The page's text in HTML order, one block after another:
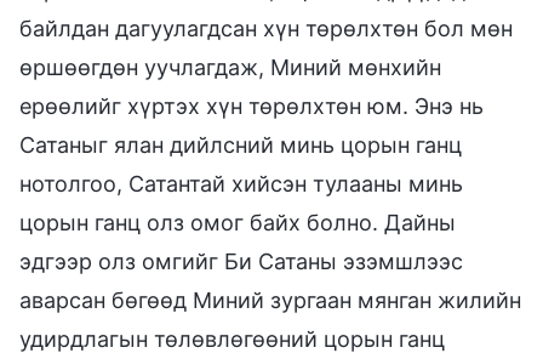
байлдан дагуулагдсан хүн төрөлхтөн бол мөн
өршөөгдөн уучлагдаж, Миний мөнхийн
ерөөлийг хүртэх хүн төрөлхтөн юм. Энэ нь
Сатаныг ялан дийлсний минь цорын ганц
нотолгоо, Сатантай хийсэн тулааны минь
цорын ганц олз омог байх болно. Дайны
эдгээр олз омгийг Би Сатаны эзэмшлээс
аварсан бөгөөд Миний зургаан мянган жилийн
удирдлагын төлөвлөгөөний цорын ганц